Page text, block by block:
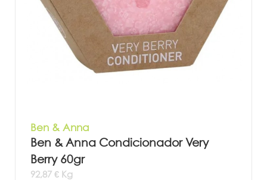
Ben & Anna
Ben & Anna Condicionador Very
Berry 60gr
92,87 € Kg